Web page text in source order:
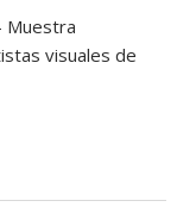
Muestra
visuales de